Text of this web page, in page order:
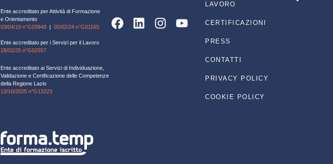
Ente accreditato per Attività di Formazione
e Orientamento
03/04/19 n°G03948
05/02/24 n°G01165
Ente accreditato per i Servizi per il Lavoro
28/02/25 n°G02557
Ente accreditato ai Servizi di Individuazione,
Validazione e Certificazione delle Competenze
della Regione Lazio
13/10/2025 n°G13223
Facebook
Linkedin
Instagram
Youtube
LAVORO
CERTIFICAZIONI
PRESS
CONTATTI
PRIVACY POLICY
COOKIE POLICY